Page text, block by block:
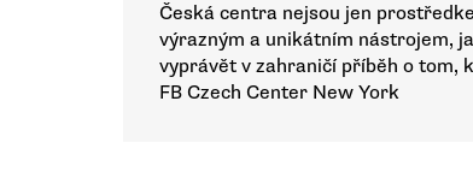
Česká centra nejsou jen
výrazným a unikátním nástrojem,
vyprávět v zahraničí příběh o tom,
FB Czech Center New York